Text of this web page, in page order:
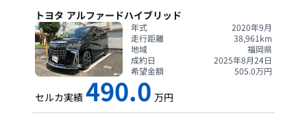
トヨタ アルファードハイブリッド
年式
2020年9月
走行距離
38,961 km
地域
福岡県
成約日
2025年8月24日
希望金額
505.0万円
セルカ実績 490.0 万円